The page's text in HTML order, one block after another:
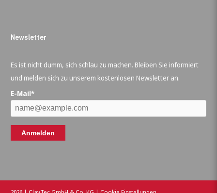
Newsletter
Es ist nicht dumm, sich schlau zu machen. Bleiben Sie informiert
und melden sich zu unserem kostenlosen Newsletter an.
E-Mail*
Anmelden